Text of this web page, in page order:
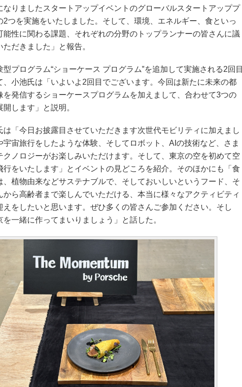
なりましたスタートアップイベントのグローバルスタートアッププ
2つを実施をいたしました。そして、環境、エネルギー、食といっ
能性に関わる課題、それぞれの分野のトップランナーの皆さんに議
だきました」と報告。
プログラム“ショーケース プログラム‟を追加して実施される2回目
、小池氏は「いよいよ2回目でございます。今回は新たに未来の都
を発信するショーケースプログラムを加えまして、合わせて3つの
します」と説明。
「今日お披露目させていただきます次世代モビリティに加えまし
宇宙旅行をしたような体験、そしてロボット、AIの技術など、さま
クノロジーがお楽しみいただけます。そして、東京の空を初めて空
行をいたします」とイベントの見どころを紹介。そのほかにも「食
、植物由来などサステナブルで、そしておいしいというフード、そ
から高齢者まで楽しんでいただける、本当に様々なアクティビティ
えをしたいと思います。ぜひ多くの皆さんご参加ください。そし
を一緒に作ってまいりましょう」と話した。